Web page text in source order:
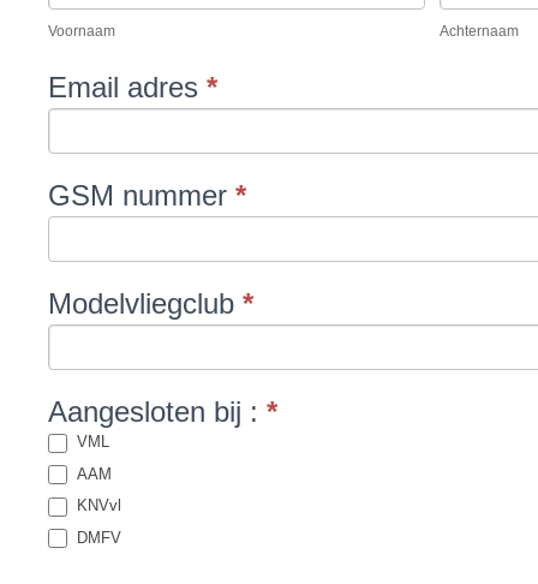
8
2023
Voornaam Achternaam
Email adres *
GSM nummer *
Modelvliegclub *
Aangesloten bij : *
VML
AAM
KNVvl
DMFV